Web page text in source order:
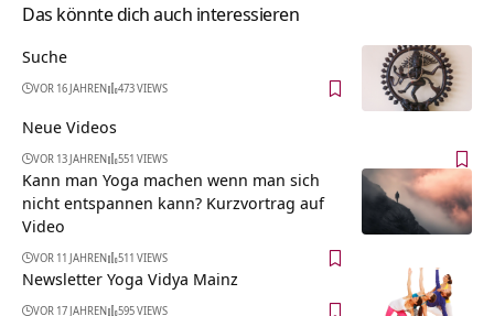
Das könnte dich auch interessieren
Suche
VOR 16 JAHREN 473 VIEWS
Neue Videos
VOR 13 JAHREN 551 VIEWS
Kann man Yoga machen wenn man sich
nicht entspannen kann? Kurzvortrag auf
Video
VOR 11 JAHREN 511 VIEWS
Newsletter Yoga Vidya Mainz
VOR 17 JAHREN 595 VIEWS